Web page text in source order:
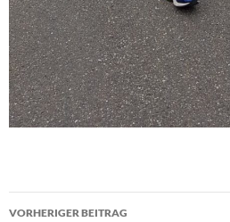
Beitragsnavigation
VORHERIGER BEITRAG